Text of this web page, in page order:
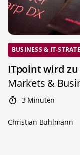
BUSINESS & IT-
ITpoint wird zu
Markets &
3 Minuten
Christian Bühlmann